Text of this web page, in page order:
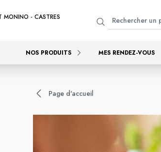
MONINO - CASTRES
NOS PRODUITS MES RENDEZ-VOUS
Page d'accueil